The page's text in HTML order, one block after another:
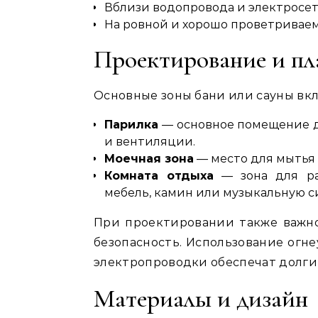
Вблизи водопровода и
На ровной и хорошо
Проектирование и
Основные зоны бани или сауны
Парилка — основное помещение
и вентиляции.
Моечная зона — место для мытья
Комната отдыха — зона для
мебель, камин или музыкальную
При проектировании также
безопасность. Использование
электропроводки обеспечат
Материалы и дизайн